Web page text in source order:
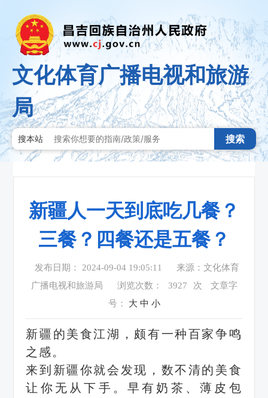
文化体育广播电视和旅游
局
搜本站 搜索
新疆人一天到底吃几餐？
三餐？四餐还是五餐？
发布日期： 2024-09-04 19:05:11
来源：文化体育
广播电视和旅游局
浏览次数： 3927 次
文章字
号： 大 中 小
新疆的美食江湖，颇有一种百家争鸣
之感。
来到新疆你就会发现，数不清的美食
让你无从下手。早有奶茶、薄皮包